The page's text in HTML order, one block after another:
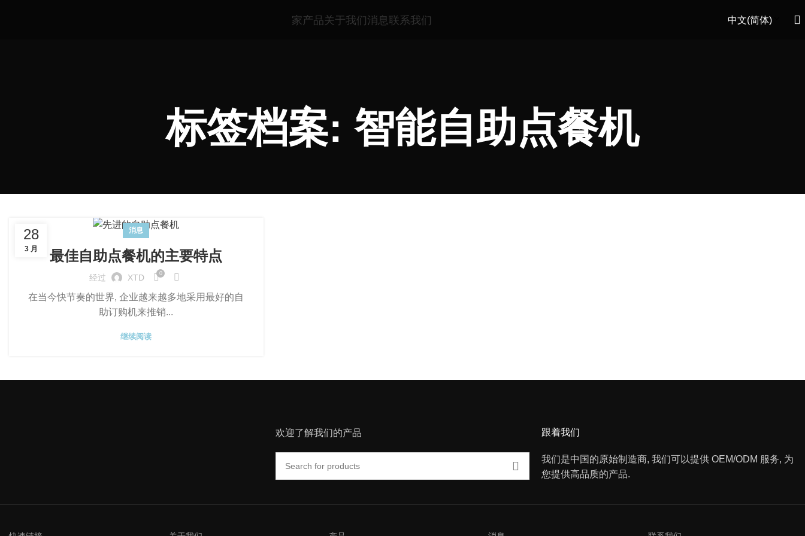
家 产品关于我们消息 联系我们 中文(简体)
标签档案: 智能自助点餐机
28
3 月
消息
最佳自助点餐机的主要特点
经过 XTD 0
在当今快节奏的世界, 企业越来越多地采用最好的自
助订购机来推销...
继续阅读
欢迎了解我们的产品 跟着我们
我们是中国的原始制造商, 我们可以提供 OEM/ODM 服务, 为
您提供高品质的产品.